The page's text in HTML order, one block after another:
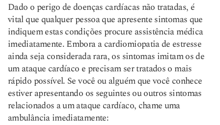
Dado o perigo de doenças cardíacas não tratadas, é
vital que qualquer pessoa que apresente sintomas que
indiquem estas condições procure assistência médica
imediatamente. Embora a cardiomiopatia de estresse
ainda seja considerada rara, os sintomas imitam os de
um ataque cardíaco e precisam ser tratados o mais
rápido possível. Se você ou alguém que você conhece
estiver apresentando os seguintes ou outros sintomas
relacionados a um ataque cardíaco, chame uma
ambulância imediatamente: